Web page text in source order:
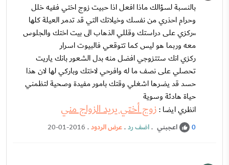
بالنسبة لسؤالك ماذا افعل اذا حبيت زوج اختي ففيه خلل
وحرام احذري من نفسك وخيلاتك التي قد تدمر العيلة كلها
،،ركزي على دراستك وقللي الذهاب الى بيت اختك والجلوس
معه وربما هو ليس كما تتوقعي فالبيوت اسرار
ركزي انك ستتزوجي افضل منه بدل الشعور بانك ياريت
تحصلي على نصف ما له وافرحي لاختك وباركي لها لان هذا
حسد قد يضرها اشغلي وقتك بامور مفيدة وصحية لتظمني
حياة هادئة وسوية
انظري ايضا :زوج أختي يريد الزواج مني
0 اعجبني .اضف رد.عرض الردود.
20-01-2016